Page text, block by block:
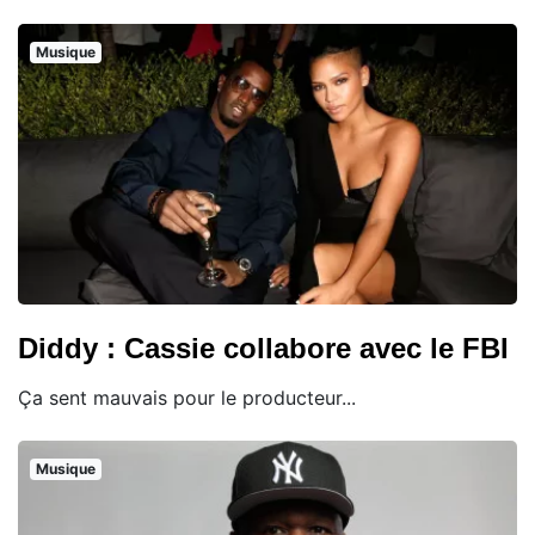
Musique
Diddy : Cassie collabore avec le FBI
Ça sent mauvais pour le producteur...
Musique